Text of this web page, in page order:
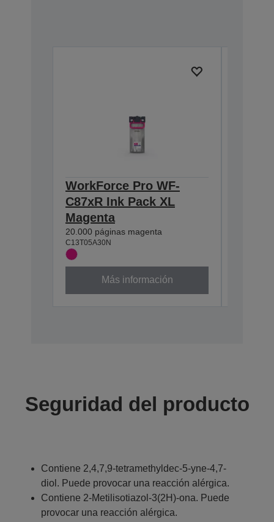
WorkForce Pro WF-
C87xR Ink Pack XL
Magenta
20.000 páginas magenta
C13T05A30N
Más información
Seguridad del producto
Contiene 2,4,7,9-tetramethyldec-5-yne-4,7-
diol. Puede provocar una reacción alérgica.
Contiene 2-Metilisotiazol-3(2H)-ona. Puede
provocar una reacción alérgica.